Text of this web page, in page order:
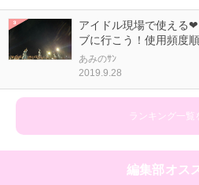
アイドル現場で使える
ブに行こう！使用頻度
あみのｻﾝ
2019.9.28
ランキング一覧
編集部オス